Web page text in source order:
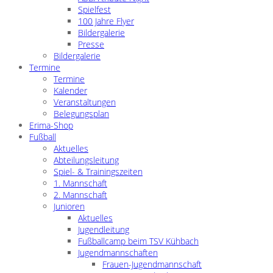
Spielfest
100 Jahre Flyer
Bildergalerie
Presse
Bildergalerie
Termine
Termine
Kalender
Veranstaltungen
Belegungsplan
Erima-Shop
Fußball
Aktuelles
Abteilungsleitung
Spiel- & Trainingszeiten
1. Mannschaft
2. Mannschaft
Junioren
Aktuelles
Jugendleitung
Fußballcamp beim TSV Kühbach
Jugendmannschaften
Frauen-Jugendmannschaft